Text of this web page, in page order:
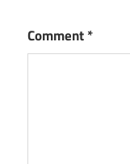
Comment*